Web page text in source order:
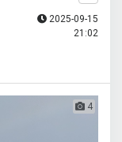
2025-09-15
21:02
4